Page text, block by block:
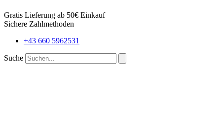
Gratis Lieferung ab 50€ Einkauf
Sichere Zahlmethoden
+43 660 5962531
Suche